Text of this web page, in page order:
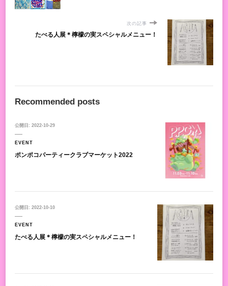
次の記事
たべる人展＊檸檬の実スペシャルメニュー！
Recommended posts
公開日: 2022-10-29
EVENT
ポンポコパーティークラブマーケット2022
公開日: 2022-10-10
EVENT
たべる人展＊檸檬の実スペシャルメニュー！